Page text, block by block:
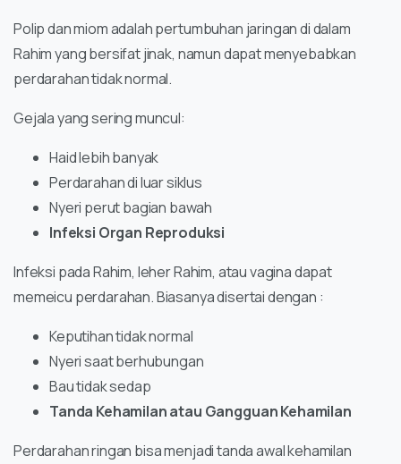
Polip dan miom adalah pertumbuhan jaringan di dalam
Rahim yang bersifat jinak, namun dapat menyebabkan
perdarahan tidak normal.
Gejala yang sering muncul:
Haid lebih banyak
Perdarahan di luar siklus
Nyeri perut bagian bawah
Infeksi Organ Reproduksi
Infeksi pada Rahim, leher Rahim, atau vagina dapat
memeicu perdarahan. Biasanya disertai dengan :
Keputihan tidak normal
Nyeri saat berhubungan
Bau tidak sedap
Tanda Kehamilan atau Gangguan Kehamilan
Perdarahan ringan bisa menjadi tanda awal kehamilan